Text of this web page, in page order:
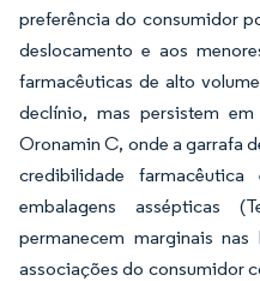
preferência do consumidor
deslocamento e aos
farmacêuticas de alto
declínio, mas persistem
Oronamin C, onde a garrafa
credibilidade
embalagens assépticas
permanecem marginais
associações do consumidor